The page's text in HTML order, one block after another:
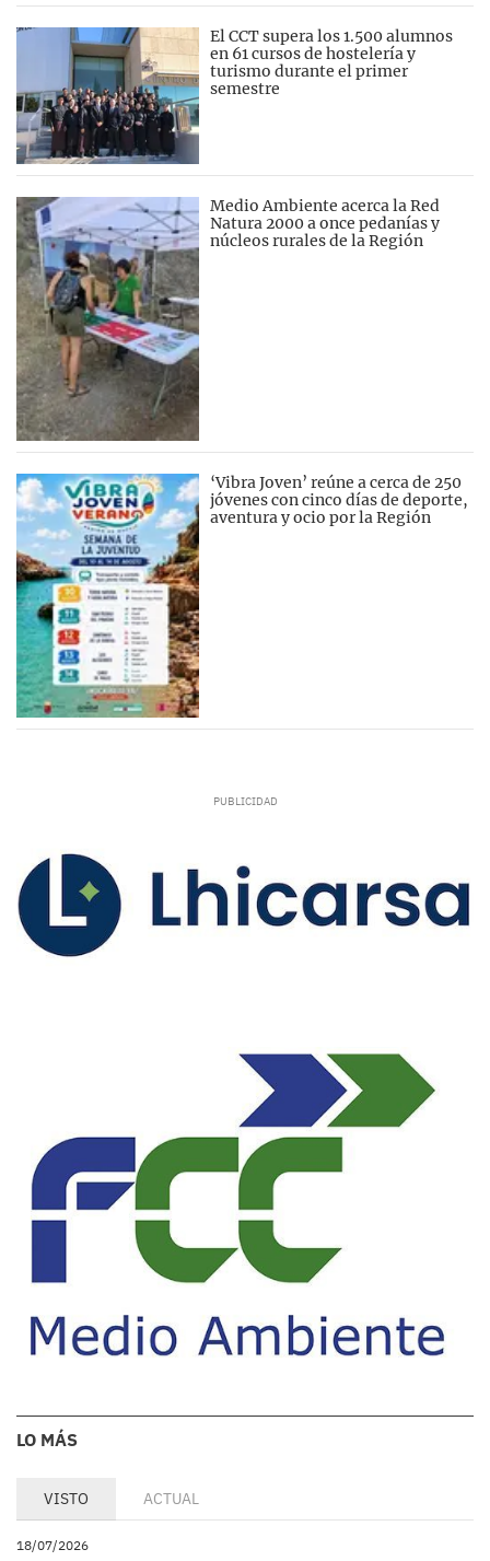
El CCT supera los 1.500 alumnos
en 61 cursos de hostelería y
turismo durante el primer
semestre
Medio Ambiente acerca la Red
Natura 2000 a once pedanías y
núcleos rurales de la Región
‘Vibra Joven’ reúne a cerca de 250
jóvenes con cinco días de deporte,
aventura y ocio por la Región
LO MÁS
VISTO ACTUAL
18/07/2026